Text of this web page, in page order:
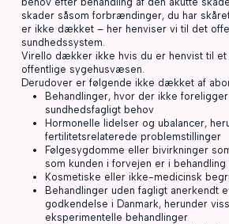
skader såsom forbrændinger, du har
er ikke dækket – her henviser vi til det
sundhedssystem.
Virello dækker ikke hvis du er henvist til
offentlige sygehusvæsen.
Derudover er følgende ikke dækket af
Behandlinger, hvor der ikke
sundhedsfagligt behov
Hormonelle lidelser og ubalancer,
fertilitetsrelaterede problemstillinger
Følgesygdomme eller bivirkninger
som kunden i forvejen er i behandling
Kosmetiske eller ikke-medicinsk
Behandlinger uden fagligt anerkendt
godkendelse i Danmark, herunder
eksperimentelle behandlinger